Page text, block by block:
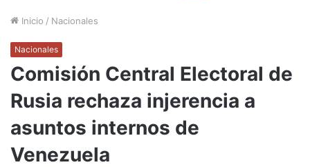
Inicio / Nacionales
Nacionales
Comisión Central Electoral de
Rusia rechaza injerencia a
asuntos internos de
Venezuela